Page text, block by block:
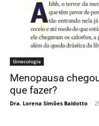
Ginecologia
Menopausa
que fazer?
Dra. Lorena Simões Baldotto -